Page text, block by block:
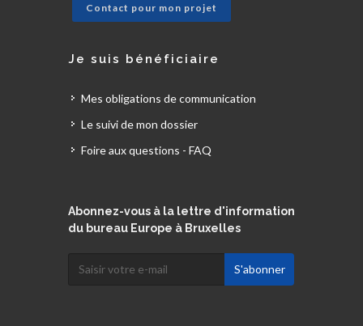
Contact pour mon projet
Je suis bénéficiaire
Mes obligations de communication
Le suivi de mon dossier
Foire aux questions - FAQ
Abonnez-vous à la lettre d'information
du bureau Europe à Bruxelles